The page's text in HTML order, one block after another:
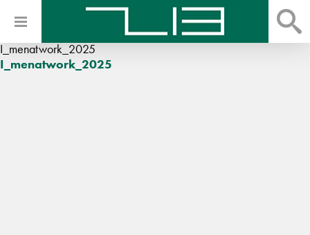
I_menatwork_2025
I_menatwork_2025